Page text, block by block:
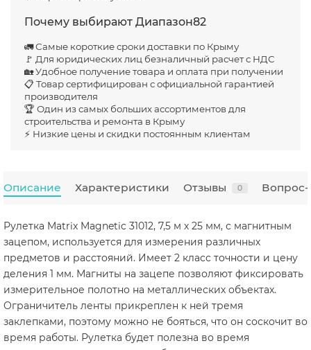
Почему выбирают Диапазон82
🚛 Самые короткие сроки доставки по Крыму
🚩 Для юридических лиц безналичный расчет с НДС
🏡 Удобное получение товара и оплата при получении
📋 Товар сертифицирован с официальной гарантией
производителя
🏆 Один из самых больших ассортиментов для
строительства и ремонта в Крыму
⚡ Низкие цены и скидки постоянным клиентам
Описание Характеристики Отзывы 0 Вопрос-
Рулетка Matrix Magnetic 31012, 7,5 м х 25 мм, с магнитным
зацепом, используется для измерения различных
предметов и расстояний. Имеет 2 класс точности и цену
деления 1 мм. Магниты на зацепе позволяют фиксировать
измерительное полотно на металлических объектах.
Ограничитель ленты прикреплен к ней тремя
заклепками, поэтому можно не бояться, что он соскочит во
время работы. Рулетка будет полезна во время